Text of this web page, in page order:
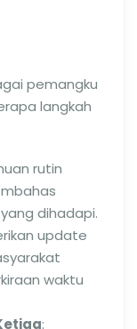
pemangku
langkah
rutin
dihadapi.
update
waktu
: